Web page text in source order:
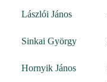
Lászlói János
Sinkai György
Hornyik János